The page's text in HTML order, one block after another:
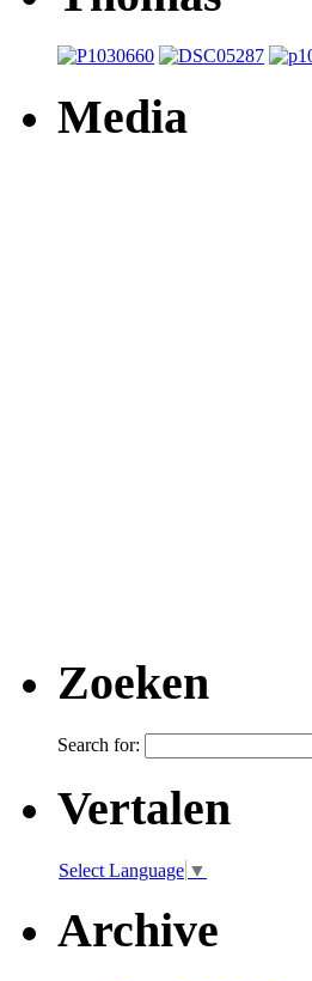
Media
Zoeken
Search for:
Vertalen
Select Language ▼
Archive